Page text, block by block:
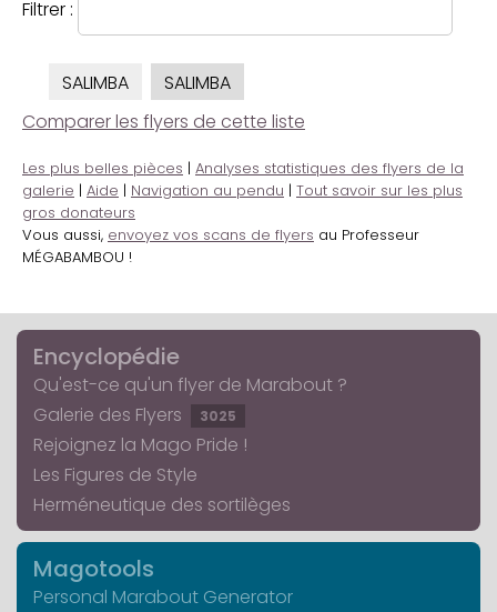
Filtrer :
SALIMBA
SALIMBA
Comparer les flyers de cette liste
Les plus belles pièces | Analyses statistiques des flyers de la
galerie | Aide | Navigation au pendu | Tout savoir sur les plus
gros donateurs
Vous aussi, envoyez vos scans de flyers au Professeur
MÉGABAMBOU !
Encyclopédie
Qu'est-ce qu'un flyer de Marabout ?
Galerie des Flyers
3025
Rejoignez la Mago Pride !
Les Figures de Style
Herméneutique des sortilèges
Magotools
Personal Marabout Generator